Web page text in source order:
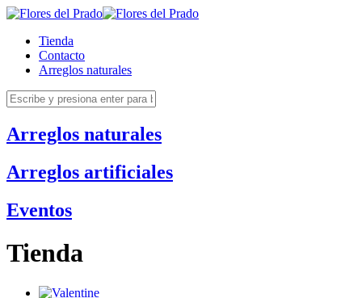
Tienda
Contacto
Arreglos naturales
Arreglos naturales
Arreglos artificiales
Eventos
Tienda